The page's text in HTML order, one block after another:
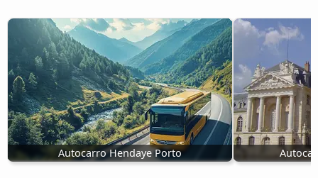
Autocarro Hendaye Porto